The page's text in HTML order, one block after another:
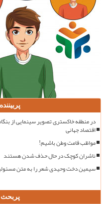
در منطقه خاکستری تصویر سینمایی از
اقتصاد جهانی
مواظب قامت وطن باشیم!
ناشران کوچک در حال حذف شدن هستند
سیمین دخت وحیدی شعر را به متن
پربحث